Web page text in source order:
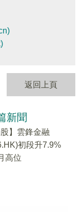
返回上頁
新聞
股】雲鋒金融
初段升7.9%
高位